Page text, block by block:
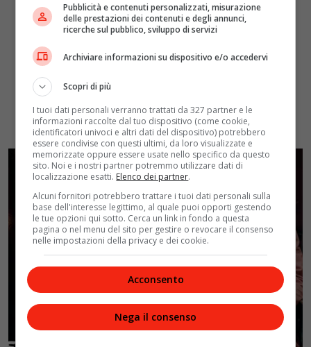
Pubblicità e contenuti personalizzati, misurazione
delle prestazioni dei contenuti e degli annunci,
ricerche sul pubblico, sviluppo di servizi
Archiviare informazioni su dispositivo e/o accedervi
Scopri di più
I tuoi dati personali verranno trattati da 327 partner e le
informazioni raccolte dal tuo dispositivo (come cookie,
identificatori univoci e altri dati del dispositivo) potrebbero
essere condivise con questi ultimi, da loro visualizzate e
memorizzate oppure essere usate nello specifico da questo
sito. Noi e i nostri partner potremmo utilizzare dati di
localizzazione esatti. Elenco dei partner.
Alcuni fornitori potrebbero trattare i tuoi dati personali sulla
base dell'interesse legittimo, al quale puoi opporti gestendo
le tue opzioni qui sotto. Cerca un link in fondo a questa
pagina o nel menu del sito per gestire o revocare il consenso
nelle impostazioni della privacy e dei cookie.
Acconsento
Nega il consenso